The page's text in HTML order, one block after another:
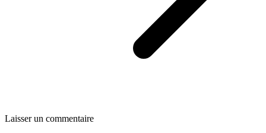
Laisser un commentaire